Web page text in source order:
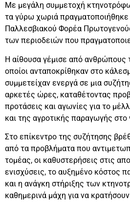
Με μεγάλη συμμετοχή
τα γύρω χωριά
Παλλεσβιακού Φορέα
των περιοδειών που
Η αίθουσα γέμισε από ανθρώπους
οποίοι ανταποκρίθηκαν στο
συμμετείχαν ενεργά σε μια
αρκετές ώρες, καταθέτοντας
προτάσεις και αγωνίες για το
και της αγροτικής παραγωγής στο
Στο επίκεντρο της συζήτησης
από τα προβλήματα που
τομέας, οι καθυστερήσεις στις
ενισχύσεις, το αυξημένο κόστος
και η ανάγκη στήριξης των
καθημερινά μάχη για να